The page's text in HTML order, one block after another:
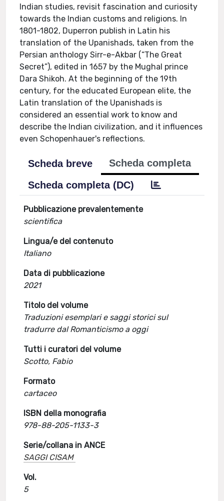
Indian studies, revisit fascination and curiosity
towards the Indian customs and religions. In
1801-1802, Duperron publish in Latin his
translation of the Upanishads, taken from the
Persian anthology Sirr-e-Akbar (“The Great
Secret”), edited in 1657 by the Mughal prince
Dara Shikoh. At the beginning of the 19th
century, for the educated European elite, the
Latin translation of the Upanishads is
considered an essential work to know and
describe the Indian civilization, and it influences
even Schopenhauer's reflections.
Scheda breve
Scheda completa
Scheda completa (DC)
Pubblicazione prevalentemente
scientifica
Lingua/e del contenuto
Italiano
Data di pubblicazione
2021
Titolo del volume
Traduzioni esemplari e saggi storici sul
tradurre dal Romanticismo a oggi
Tutti i curatori del volume
Scotto, Fabio
Formato
cartaceo
ISBN della monografia
978-88-205-1133-3
Serie/collana in ANCE
SAGGI CISAM
Vol.
5